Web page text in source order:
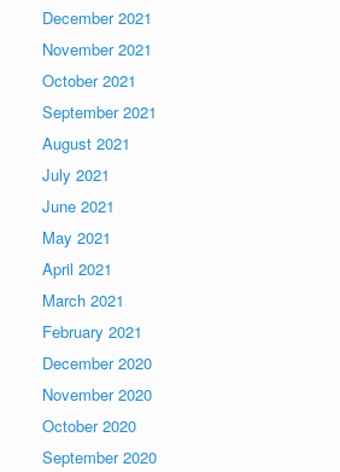
December 2021
November 2021
October 2021
September 2021
August 2021
July 2021
June 2021
May 2021
April 2021
March 2021
February 2021
December 2020
November 2020
October 2020
September 2020